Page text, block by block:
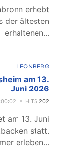
erhebt
der ältesten
erhaltenen...
LEONBERG
am 13.
Juni 2026
HITS 202
am 13. Juni
statt.
erleben...